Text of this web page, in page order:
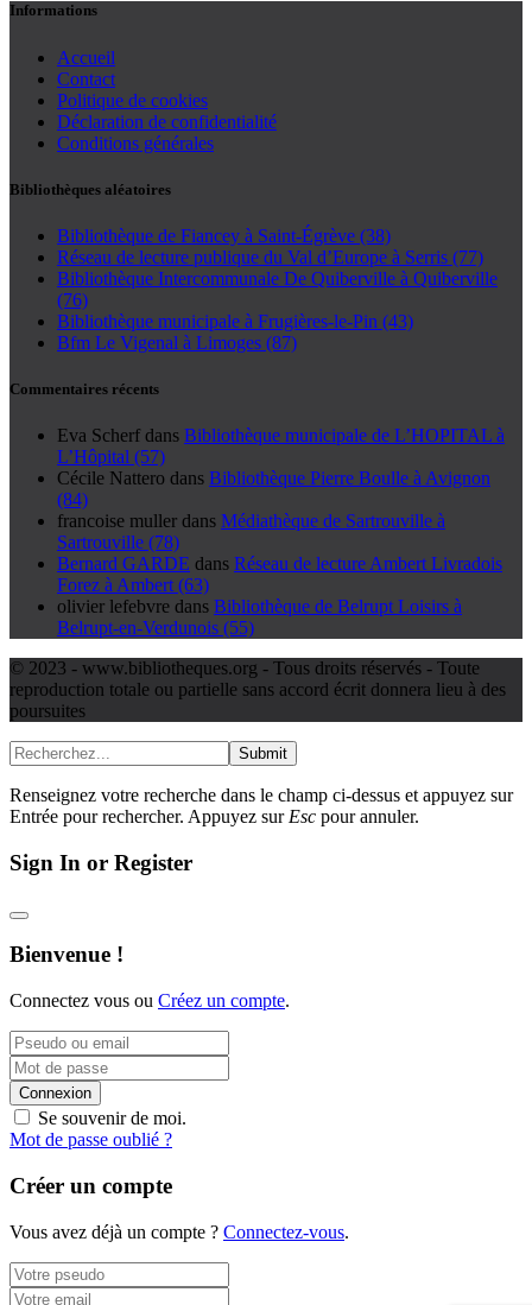
Informations
Accueil
Contact
Politique de cookies
Déclaration de confidentialité
Conditions générales
Bibliothèques aléatoires
Bibliothèque de Fiancey à Saint-Égrève (38)
Réseau de lecture publique du Val d’Europe à Serris (77)
Bibliothèque Intercommunale De Quiberville à Quiberville
(76)
Bibliothèque municipale à Frugières-le-Pin (43)
Bfm Le Vigenal à Limoges (87)
Commentaires récents
Eva Scherf dans Bibliothèque municipale de L’HOPITAL à
L’Hôpital (57)
Cécile Nattero dans Bibliothèque Pierre Boulle à Avignon
(84)
francoise muller dans Médiathèque de Sartrouville à
Sartrouville (78)
Bernard GARDE dans Réseau de lecture Ambert Livradois
Forez à Ambert (63)
olivier lefebvre dans Bibliothèque de Belrupt Loisirs à
Belrupt-en-Verdunois (55)
© 2023 - www.bibliotheques.org - Tous droits réservés - Toute
reproduction totale ou partielle sans accord écrit donnera lieu à des
poursuites
Submit
Renseignez votre recherche dans le champ ci-dessus et appuyez sur
Entrée pour rechercher. Appuyez sur Esc pour annuler.
Sign In or Register
Bienvenue !
Connectez vous ou Créez un compte.
Connexion
Se souvenir de moi.
Mot de passe oublié ?
Créer un compte
Vous avez déjà un compte ? Connectez-vous.